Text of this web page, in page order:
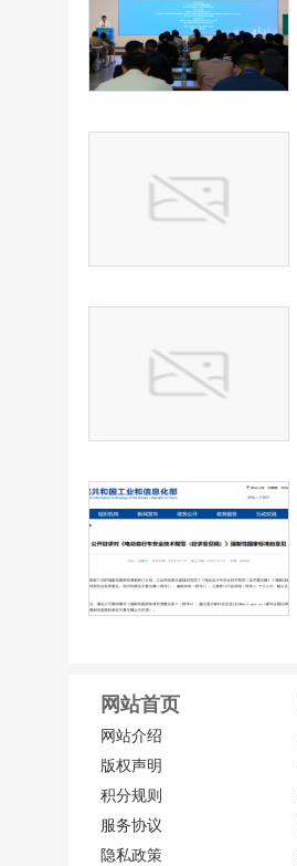
网站首页
网站介绍
版权声明
积分规则
服务协议
隐私政策